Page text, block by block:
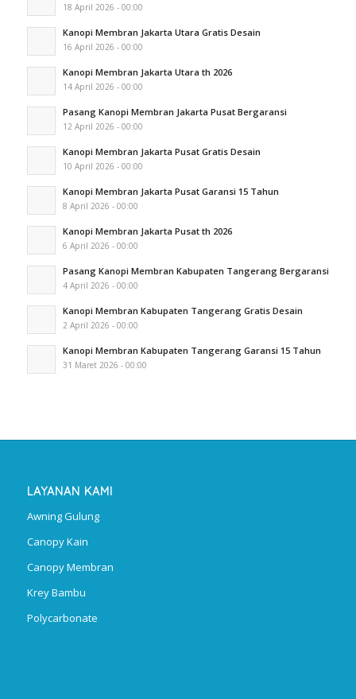
18 April 2026 - 00:00
Kanopi Membran Jakarta Utara Gratis Desain
16 April 2026 - 00:00
Kanopi Membran Jakarta Utara th 2026
14 April 2026 - 00:00
Pasang Kanopi Membran Jakarta Pusat Bergaransi
12 April 2026 - 00:00
Kanopi Membran Jakarta Pusat Gratis Desain
10 April 2026 - 00:00
Kanopi Membran Jakarta Pusat Garansi 15 Tahun
8 April 2026 - 00:00
Kanopi Membran Jakarta Pusat th 2026
6 April 2026 - 00:00
Pasang Kanopi Membran Kabupaten Tangerang Bergaransi
4 April 2026 - 00:00
Kanopi Membran Kabupaten Tangerang Gratis Desain
2 April 2026 - 00:00
Kanopi Membran Kabupaten Tangerang Garansi 15 Tahun
31 Maret 2026 - 00:00
LAYANAN KAMI
Awning Gulung
Canopy Kain
Canopy Membran
Krey Bambu
Polycarbonate